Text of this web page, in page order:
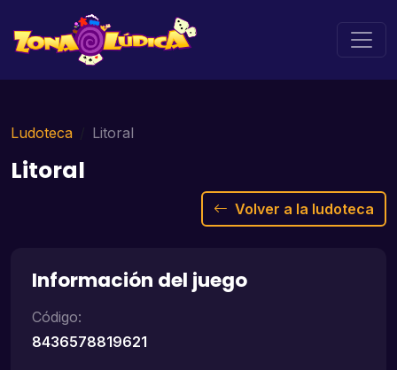
Ludoteca Litoral
Litoral
Volver a la ludoteca
Información del juego
Código:
8436578819621